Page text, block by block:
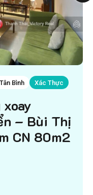
Bình Xác Thực
– Bùi Thị
CN 80m2